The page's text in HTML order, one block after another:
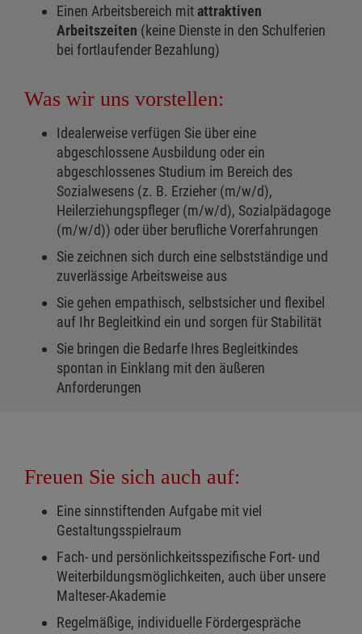
Einen Arbeitsbereich mitattraktiven
Arbeitszeiten (keine Dienste in den Schulferien
bei fortlaufender Bezahlung)
Was wir uns vorstellen:
Idealerweise verfügen Sie über eine
abgeschlossene Ausbildung oder ein
abgeschlossenes Studium im Bereich des
Sozialwesens (z. B. Erzieher (m/w/d),
Heilerziehungspfleger (m/w/d), Sozialpädagoge
(m/w/d)) oder über berufliche Vorerfahrungen
Sie zeichnen sich durch eine selbstständige und
zuverlässige Arbeitsweise aus
Sie gehen empathisch, selbstsicher und flexibel
auf Ihr Begleitkind ein und sorgen für Stabilität
Sie bringen die Bedarfe Ihres Begleitkindes
spontan in Einklang mit den äußeren
Anforderungen
Freuen Sie sich auch auf:
Eine sinnstiftenden Aufgabe mit viel
Gestaltungsspielraum
Fach- und persönlichkeitsspezifische Fort- und
Weiterbildungsmöglichkeiten, auch über unsere
Malteser-Akademie
Regelmäßige, individuelle Fördergespräche